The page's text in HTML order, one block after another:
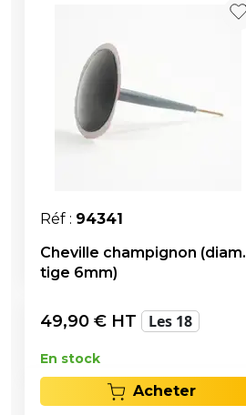
Réf : 94341
Cheville champignon (diam.
tige 6mm)
49,90 € HT Les 18
En stock
Acheter